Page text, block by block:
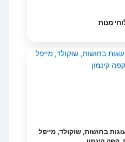
מנות
בחושות, שוקולד, מייפל